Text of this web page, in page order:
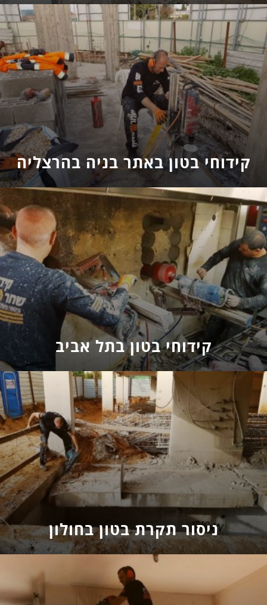
קידוחי בטון באתר בניה בהרצליה
קידוחי בטון בתל אביב
ניסור תקרת בטון בחולון